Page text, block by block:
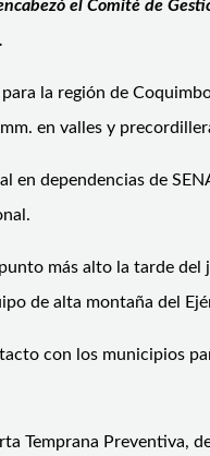
el Comité de
la región de
en valles y
en dependencias de
más alto la tarde
de alta montaña del
con los municipios
Temprana